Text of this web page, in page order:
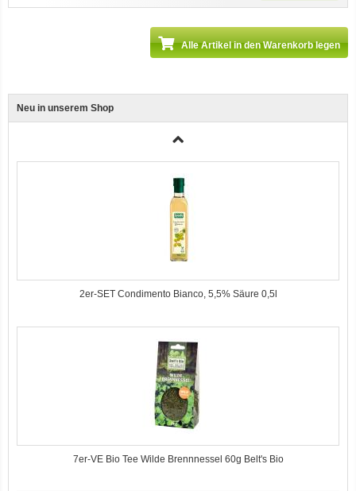
Neu in unserem Shop
2er-SET Condimento Bianco, 5,5% Säure 0,5l
7er-VE Bio Tee Wilde Brennnessel 60g Belt's Bio
Alle Artikel in den Warenkorb legen